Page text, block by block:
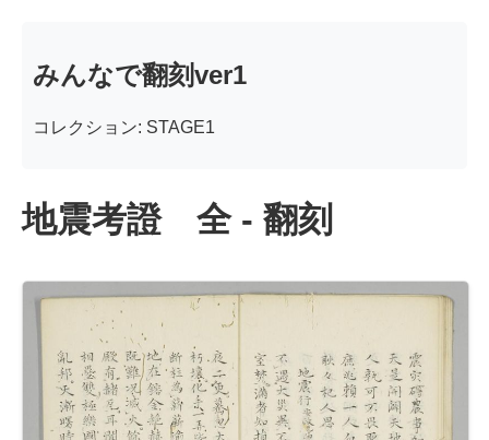
みんなで翻刻ver1
コレクション: STAGE1
地震考證 全 - 翻刻